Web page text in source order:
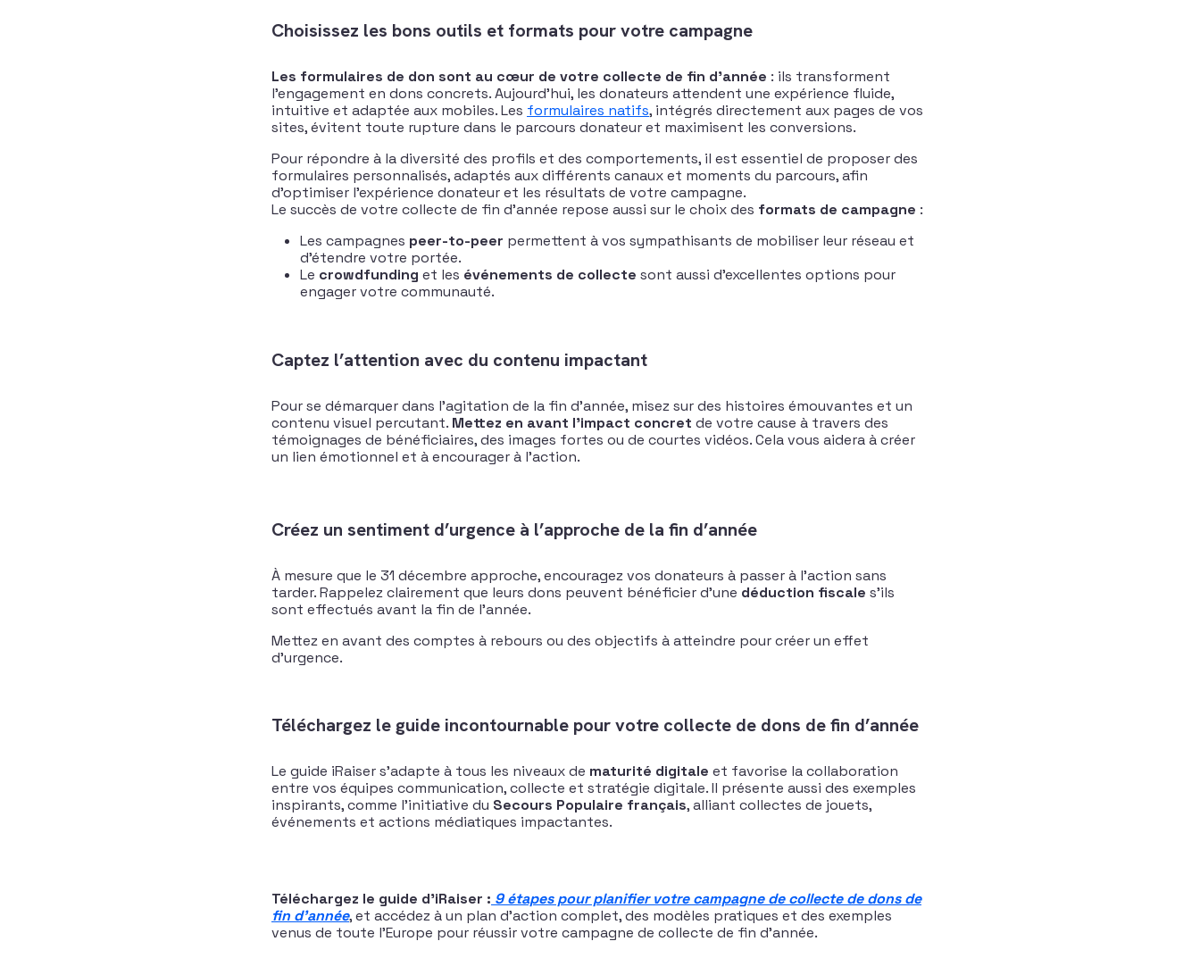
Choisissez les bons outils et formats pour votre campagne
Les formulaires de don sont au cœur de votre collecte de fin d’année : ils transforment
l’engagement en dons concrets. Aujourd’hui, les donateurs attendent une expérience fluide,
intuitive et adaptée aux mobiles. Les formulaires natifs, intégrés directement aux pages de vos
sites, évitent toute rupture dans le parcours donateur et maximisent les conversions.
Pour répondre à la diversité des profils et des comportements, il est essentiel de proposer des
formulaires personnalisés, adaptés aux différents canaux et moments du parcours, afin
d’optimiser l’expérience donateur et les résultats de votre campagne.
Le succès de votre collecte de fin d’année repose aussi sur le choix des formats de campagne :
Les campagnes peer-to-peer permettent à vos sympathisants de mobiliser leur réseau et
d’étendre votre portée.
Le crowdfunding et les événements de collecte sont aussi d’excellentes options pour
engager votre communauté.
Captez l’attention avec du contenu impactant
Pour se démarquer dans l’agitation de la fin d’année, misez sur des histoires émouvantes et un
contenu visuel percutant. Mettez en avant l’impact concret de votre cause à travers des
témoignages de bénéficiaires, des images fortes ou de courtes vidéos. Cela vous aidera à créer
un lien émotionnel et à encourager à l’action.
Créez un sentiment d’urgence à l’approche de la fin d’année
À mesure que le 31 décembre approche, encouragez vos donateurs à passer à l’action sans
tarder. Rappelez clairement que leurs dons peuvent bénéficier d’une déduction fiscale s’ils
sont effectués avant la fin de l’année.
Mettez en avant des comptes à rebours ou des objectifs à atteindre pour créer un effet
d’urgence.
Téléchargez le guide incontournable pour votre collecte de dons de fin d’année
Le guide iRaiser s’adapte à tous les niveaux de maturité digitale et favorise la collaboration
entre vos équipes communication, collecte et stratégie digitale. Il présente aussi des exemples
inspirants, comme l’initiative du Secours Populaire français, alliant collectes de jouets,
événements et actions médiatiques impactantes.
Téléchargez le guide d’iRaiser : 9 étapes pour planifier votre campagne de collecte de dons de
fin d’année, et accédez à un plan d’action complet, des modèles pratiques et des exemples
venus de toute l’Europe pour réussir votre campagne de collecte de fin d’année.